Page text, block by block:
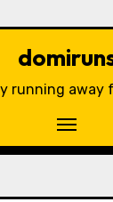
running away